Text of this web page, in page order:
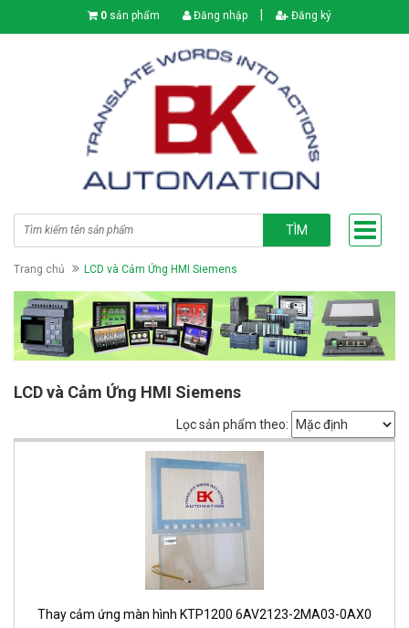
0 sản phẩm Đăng nhập Đăng ký
TÌM
Trang chủ LCD và Cảm Ứng HMI Siemens
LCD và Cảm Ứng HMI Siemens
Lọc sản phẩm theo:
Thay cảm ứng màn hình KTP1200 6AV2123-2MA03-0AX0